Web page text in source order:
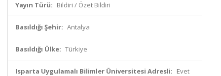
Yayın Türü: Bildiri / Özet Bildiri
Basıldığı Şehir: Antalya
Basıldığı Ülke: Türkiye
Isparta Uygulamalı Bilimler Üniversitesi Adresli: Evet